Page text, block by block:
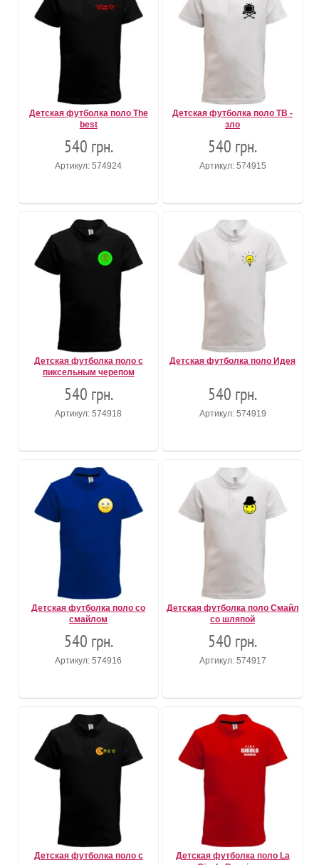
Детская футболка поло The
best
540 грн.
Артикул: 574924
Детская футболка поло ТВ -
зло
540 грн.
Артикул: 574915
Детская футболка поло с
пиксельным черепом
540 грн.
Артикул: 574918
Детская футболка поло Идея
540 грн.
Артикул: 574919
Детская футболка поло со
смайлом
540 грн.
Артикул: 574916
Детская футболка поло Смайл
со шляпой
540 грн.
Артикул: 574917
Детская футболка поло с
Детская футболка поло La